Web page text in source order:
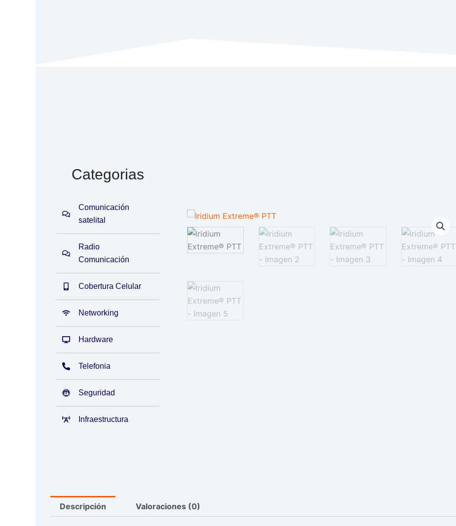
Categorias
Comunicación
satelital
Radio
Comunicación
Cobertura Celular
Networking
Hardware
Telefonia
Seguridad
Infraestructura
Descripción Valoraciones (0)